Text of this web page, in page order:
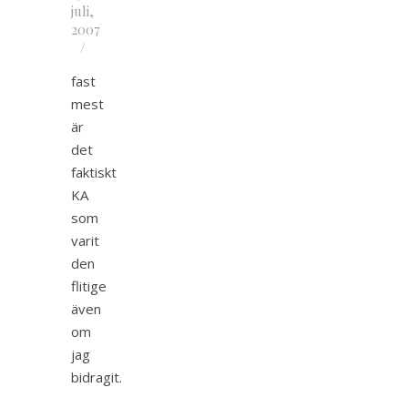
juli,
2007
/
fast
mest
är
det
faktiskt
KA
som
varit
den
flitige
även
om
jag
bidragit.